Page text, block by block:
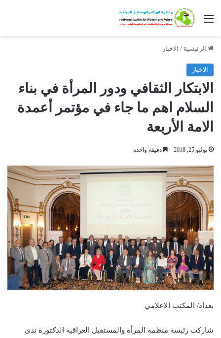
القائمة
الرئيسية / الاخبار
الاخبار
الابتكار الثقافي ودور المرأة في بناء
السلام اهم ما جاء في مؤتمر أعمدة
الامة الأربعة
يوليو 25, 2018 دقيقة واحدة
بغداد/ المكتب الاعلامي
شاركت رئيسة منظمة المرأة والمستقبل العراقية الدكتورة ندى